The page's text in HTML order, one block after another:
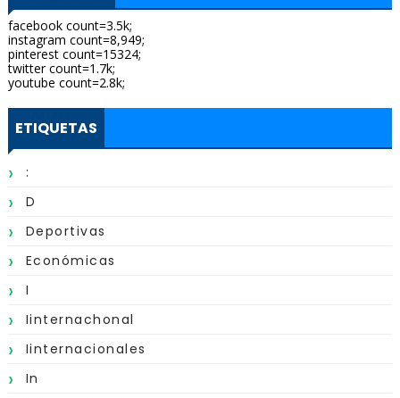
facebook count=3.5k;
instagram count=8,949;
pinterest count=15324;
twitter count=1.7k;
youtube count=2.8k;
ETIQUETAS
:
D
Deportivas
Económicas
I
Iinternachonal
Iinternacionales
In